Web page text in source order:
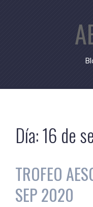
Día:16 de
TROFEO
SEP 2020